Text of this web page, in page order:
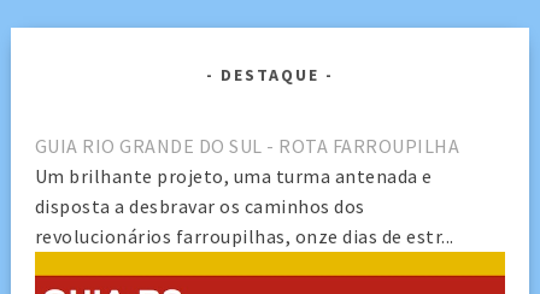
DESTAQUE
GUIA RIO GRANDE DO SUL - ROTA FARROUPILHA
Um brilhante projeto, uma turma antenada e
disposta a desbravar os caminhos dos
revolucionários farroupilhas, onze dias de estr...